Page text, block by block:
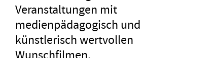
Veranstaltungen mit
medienpädagogisch und
künstlerisch wertvollen
Wunschfilmen.